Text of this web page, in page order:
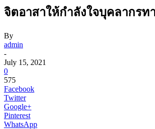
จิตอาสาให้กำลังใจบุคลากร
By
admin
-
July 15, 2021
0
575
Facebook
Twitter
Google+
Pinterest
WhatsApp